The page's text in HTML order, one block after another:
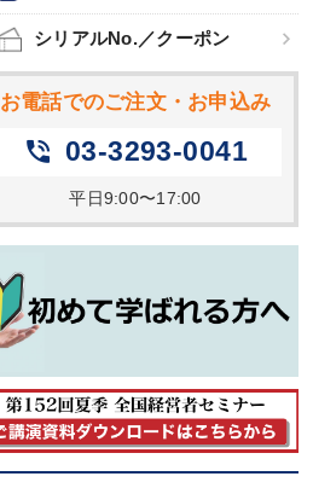
シリアルNo.／クーポン
お電話でのご注文・お申込み
phone_in_talk 03-3293-0041
平日9:00〜17:00